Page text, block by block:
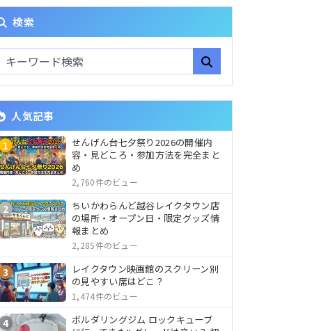
検索
人気記事
1
せんげん台七夕祭り2026の開催内
容・見どころ・参加方法を完全まと
め
2,760件のビュー
2
ちいかわらんど越谷レイクタウン店
の場所・オープン日・限定グッズ情
報まとめ
2,285件のビュー
3
レイクタウン映画館のスクリーン別
の見やすい席はどこ？
1,474件のビュー
4
ボルダリングジム ロックキューブ